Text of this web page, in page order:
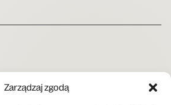
Zarządzaj zgodą